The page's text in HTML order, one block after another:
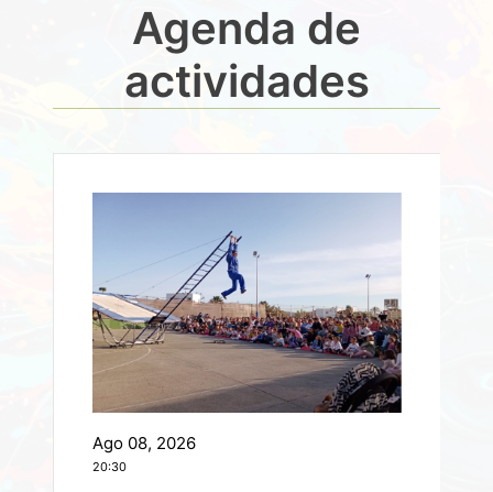
Agenda de
actividades
Ago 08, 2026
20:30